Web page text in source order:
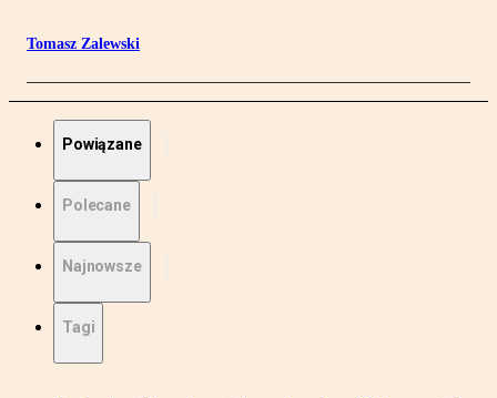
Tomasz Zalewski
Powiązane
Polecane
Najnowsze
Tagi